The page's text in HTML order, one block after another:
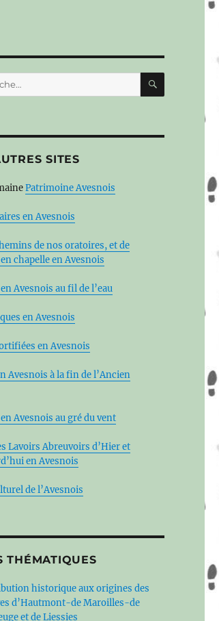
SITES
Patrimoine Avesnois
en Avesnois
de nos oratoires, et de
chapelle en Avesnois
Avesnois au fil de l’eau
en Avesnois
en Avesnois
Avesnois à la fin de l’Ancien
Avesnois au gré du vent
Lavoirs Abreuvoirs d’Hier et
en Avesnois
de l’Avesnois
THÉMATIQUES
historique aux origines des
d’Hautmont-de Maroilles-de
et de Liessies